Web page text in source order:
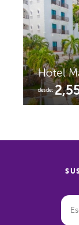
Hotel
desde: